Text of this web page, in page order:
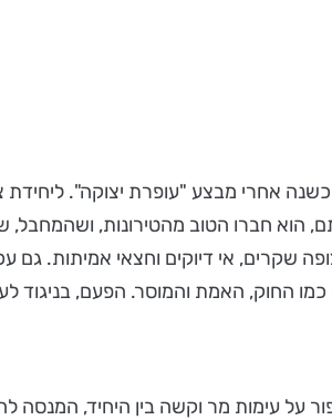
מתרחש בסביבות 2010, כשנה אחרי מבצע
הוא חברו הטוב מהטירונות,
שקרים, אי דיוקים וחצאי אמיתות.
כמו החוק, האמת והמוסר. הפעם,
על עימות מר וקשה בין היחיד, המנסה